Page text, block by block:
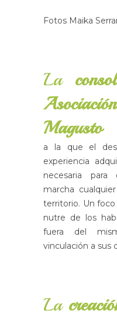
Fotos Maika
La
Magusto
a la que el
experiencia
necesaria
marcha
territorio. Un
nutre de los
fuera del
vinculación a sus
La